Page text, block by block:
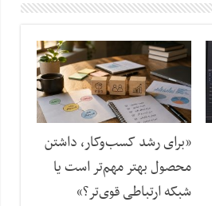
«برای رشد کسب‌وکار، داشتن
محصول بهتر مهم‌تر است یا
شبکه ارتباطی قوی‌تر؟»